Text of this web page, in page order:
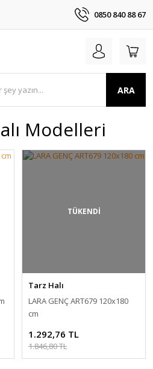
0850 840 88 67
ARA
Modelleri
TÜKENDİ
Tarz Halı
LARA GENÇ ART679 120x180
cm
1.292,76 TL
1.846,80 TL